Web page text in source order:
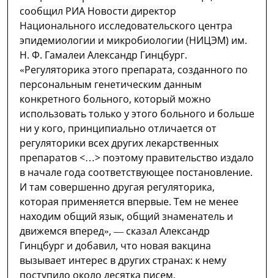
сообщил РИА Новости директор
Национального исследовательского центра
эпидемиологии и микробиологии (НИЦЭМ) им.
Н. Ф. Гамалеи Александр Гинцбург.
«Регуляторика этого препарата, созданного по
персональным генетическим данным
конкретного больного, который можно
использовать только у этого больного и больше
ни у кого, принципиально отличается от
регуляторики всех других лекарственных
препаратов <…> поэтому правительство издало
в начале года соответствующее постановление.
И там совершенно другая регуляторика,
которая применяется впервые. Тем не менее
находим общий язык, общий знаменатель и
движемся вперед», — сказал Александр
Гинцбург и добавил, что новая вакцина
вызывает интерес в других странах: к нему
поступило около десятка писем.